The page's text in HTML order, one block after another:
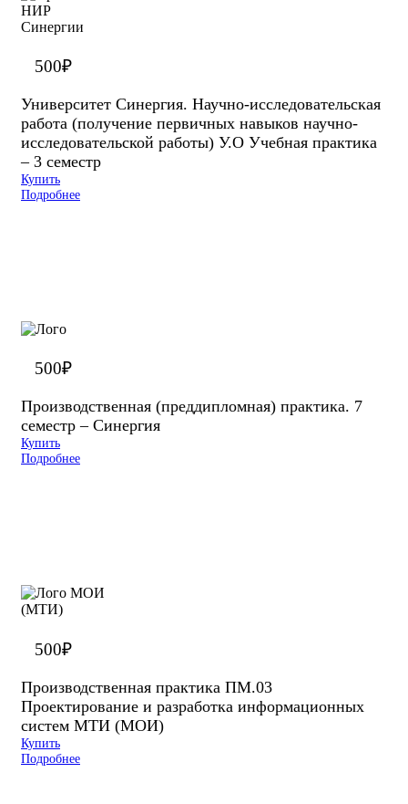
500₽
Университет Синергия. Научно-исследовательская
работа (получение первичных навыков научно-
исследовательской работы) У.О Учебная практика
– 3 семестр
Купить
Подробнее
500₽
Производственная (преддипломная) практика. 7
семестр – Синергия
Купить
Подробнее
500₽
Производственная практика ПМ.03
Проектирование и разработка информационных
систем МТИ (МОИ)
Купить
Подробнее